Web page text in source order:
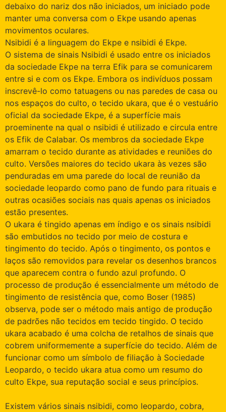
debaixo do nariz dos não iniciados, um iniciado pode
manter uma conversa com o Ekpe usando apenas
movimentos oculares.
Nsibidi é a linguagem do Ekpe e nsibidi é Ekpe.
O sistema de sinais Nsibidi é usado entre os iniciados
da sociedade Ekpe na terra Efik para se comunicarem
entre si e com os Ekpe. Embora os indivíduos possam
inscrevê-lo como tatuagens ou nas paredes de casa ou
nos espaços do culto, o tecido ukara, que é o vestuário
oficial da sociedade Ekpe, é a superfície mais
proeminente na qual o nsibidi é utilizado e circula entre
os Efik de Calabar. Os membros da sociedade Ekpe
amarram o tecido durante as atividades e reuniões do
culto. Versões maiores do tecido ukara às vezes são
penduradas em uma parede do local de reunião da
sociedade leopardo como pano de fundo para rituais e
outras ocasiões sociais nas quais apenas os iniciados
estão presentes.
O ukara é tingido apenas em índigo e os sinais nsibidi
são embutidos no tecido por meio de costura e
tingimento do tecido. Após o tingimento, os pontos e
laços são removidos para revelar os desenhos brancos
que aparecem contra o fundo azul profundo. O
processo de produção é essencialmente um método de
tingimento de resistência que, como Boser (1985)
observa, pode ser o método mais antigo de produção
de padrões não tecidos em tecido tingido. O tecido
ukara acabado é uma colcha de retalhos de sinais que
cobrem uniformemente a superfície do tecido. Além de
funcionar como um símbolo de filiação à Sociedade
Leopardo, o tecido ukara atua como um resumo do
culto Ekpe, sua reputação social e seus princípios.
Existem vários sinais nsibidi, como leopardo, cobra,